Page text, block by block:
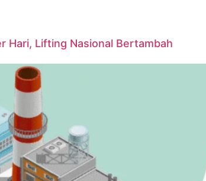
Hari, Lifting Nasional Bertambah